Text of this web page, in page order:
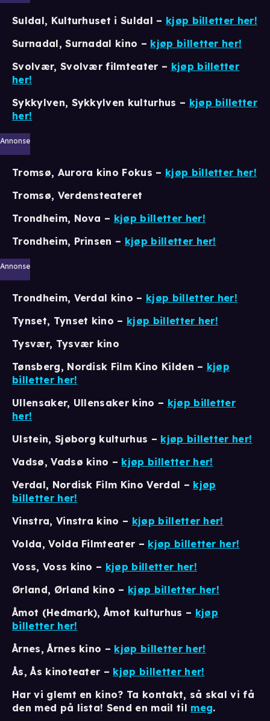
Suldal, Kulturhuset i Suldal – kjøp billetter her!
Surnadal, Surnadal kino – kjøp billetter her!
Svolvær, Svolvær filmteater – kjøp billetter
her!
Sykkylven, Sykkylven kulturhus – kjøp billetter
her!
Annonse
Tromsø, Aurora kino Fokus – kjøp billetter her!
Tromsø, Verdensteateret
Trondheim, Nova – kjøp billetter her!
Trondheim, Prinsen – kjøp billetter her!
Annonse
Trondheim, Verdal kino – kjøp billetter her!
Tynset, Tynset kino – kjøp billetter her!
Tysvær, Tysvær kino
Tønsberg, Nordisk Film Kino Kilden – kjøp
billetter her!
Ullensaker, Ullensaker kino – kjøp billetter
her!
Ulstein, Sjøborg kulturhus – kjøp billetter her!
Vadsø, Vadsø kino – kjøp billetter her!
Verdal, Nordisk Film Kino Verdal – kjøp
billetter her!
Vinstra, Vinstra kino – kjøp billetter her!
Volda, Volda Filmteater – kjøp billetter her!
Voss, Voss kino – kjøp billetter her!
Ørland, Ørland kino – kjøp billetter her!
Åmot (Hedmark), Åmot kulturhus – kjøp
billetter her!
Årnes, Årnes kino – kjøp billetter her!
Ås, Ås kinoteater – kjøp billetter her!
Har vi glemt en kino? Ta kontakt, så skal vi få
den med på lista! Send en mail til meg.